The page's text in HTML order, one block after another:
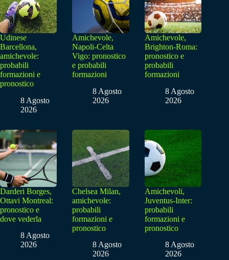
Udinese
Barcellona,
amichevole:
probabili
formazioni e
pronostico
8 Agosto
2026
Amichevole,
Napoli-Celta
Vigo: pronostico
e probabili
formazioni
8 Agosto
2026
Amichevole,
Brighton-Roma:
pronostico e
probabili
formazioni
8 Agosto
2026
Darderi Borges,
Ottavi Montreal:
pronostico e
dove vederla
8 Agosto
2026
Chelsea Milan,
amichevole:
probabili
formazioni e
pronostico
8 Agosto
2026
Amichevoli,
Juventus-Inter:
probabili
formazioni e
pronostico
8 Agosto
2026